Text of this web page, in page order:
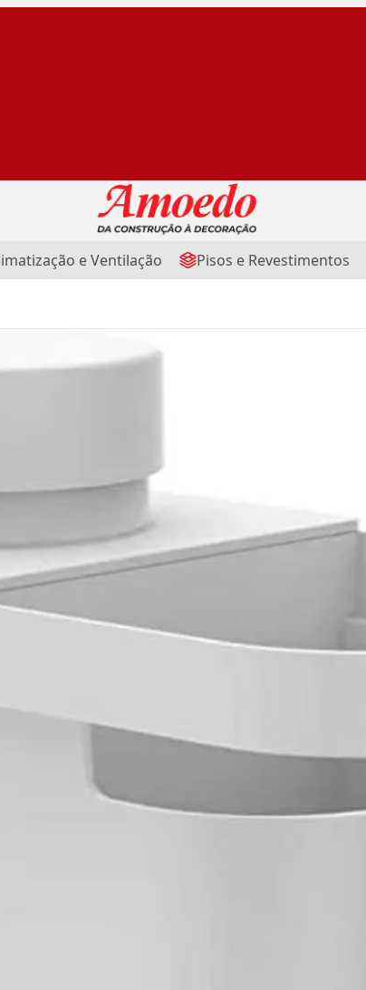
e Ventilação Pisos e Revestimentos